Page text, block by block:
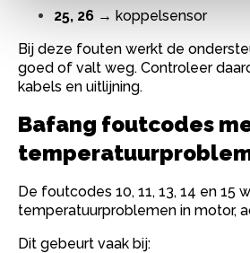
25, 26 → koppelsensor
Bij deze fouten werkt de
goed of valt weg. Controleer
kabels en uitlijning.
Bafang foutcodes
De foutcodes 10, 11, 13, 14 en 15
temperatuurproblemen in motor,
Dit gebeurt vaak bij: